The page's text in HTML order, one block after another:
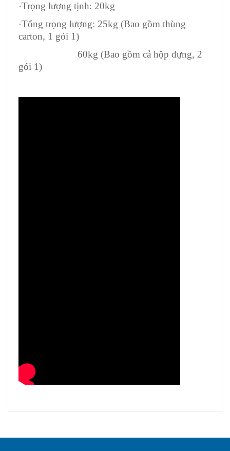
·Trọng lượng tịnh: 20kg
·Tổng trọng lượng: 25kg (Bao gồm thùng
carton, 1 gói 1)
60kg (Bao gồm cả hộp đựng, 2
gói 1)